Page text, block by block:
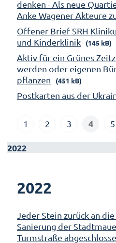
denken - Als neue
Anke Wagener Akteure
Offener Brief SRH
und Kinderklinik
(145 kB)
Aktiv für ein Grünes
werden oder eigenen
pflanzen
(451 kB)
Postkarten aus der
1 2 3 4 5
2022
2022
Jeder Stein zurück an
Sanierung der
Turmstraße